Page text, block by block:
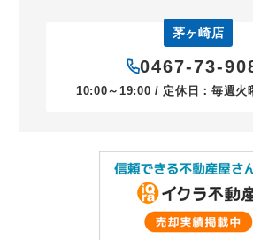
茅ヶ崎店
0467-73-
10:00～19:00 / 定休日：毎週火